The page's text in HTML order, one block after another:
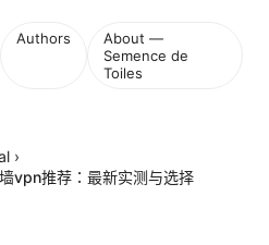
Authors
About —
Semence de
Toiles
›
vpn推荐：最新实测与选择